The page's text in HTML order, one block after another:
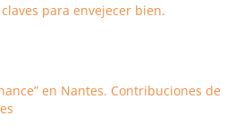
para envejecer bien.
en Nantes. Contribuciones de